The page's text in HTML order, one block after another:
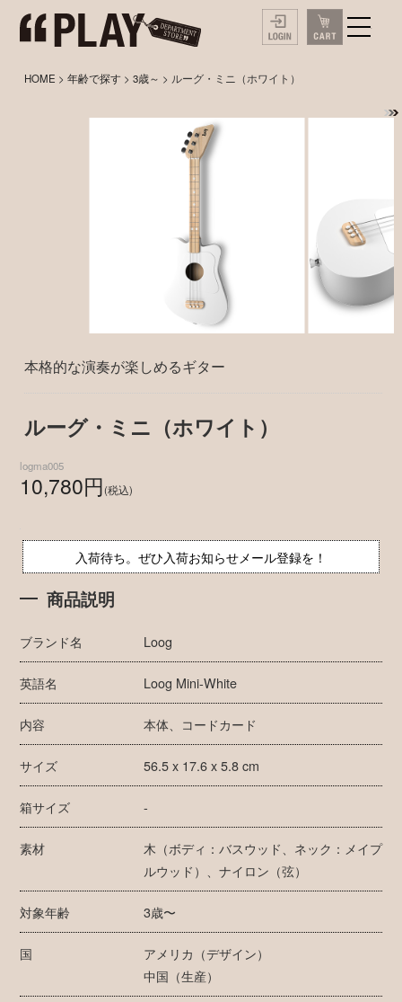
HOME >年齢で探す >3歳～ > ルーグ・ミニ（ホワイト）
本格的な演奏が楽しめるギター
ルーグ・ミニ（ホワイト）
logma005
10,780円(税込)
入荷待ち。ぜひ入荷お知らせメール登録を！
商品説明
ブランド名 Loog
英語名 Loog Mini-White
内容 本体、コードカード
サイズ 56.5 x 17.6 x 5.8 cm
箱サイズ -
素材
木（ボディ：バスウッド、ネック：メイプ
ルウッド）、ナイロン（弦）
対象年齢 3歳〜
国
アメリカ（デザイン）
中国（生産）